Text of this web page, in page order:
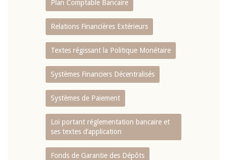
Plan Comptable Bancaire
Relations Financières Extérieurs
Textes régissant la Politique Monétaire
Systèmes Financiers Décentralisés
Systèmes de Paiement
Loi portant réglementation bancaire et
ses textes d’application
Fonds de Garantie des Dépôts